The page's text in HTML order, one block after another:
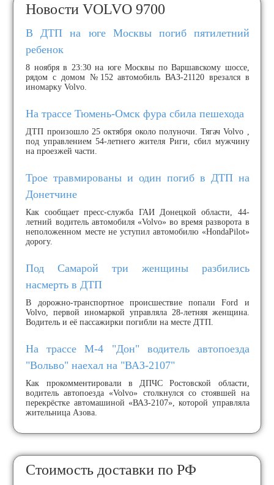
Новости VOLVO 9700
В ДТП на юге Москвы погиб пятилетний
ребенок
8 ноября в 23:30 на юге Москвы по Варшавскому шоссе,
рядом с домом №152 автомобиль ВАЗ-21120 врезался в
иномарку Volvo.
На трассе Тюмень-Омск фура сбила пешехода
ДТП произошло 25 октября около полуночи. Тягач Volvo ,
под управлением 54-летнего жителя Риги, сбил мужчину
на проезжей части.
Трое травмированы и один погиб в ДТП на
Донетчине
Как сообщает пресс-служба ГАИ Донецкой области, 44-
летний водитель автомобиля «Volvo» во время разворота в
неположенном месте не уступил автомобилю «HondaPilot»
дорогу.
Под Самарой три женщины разбились
насмерть в ДТП
В дорожно-транспортное происшествие попали Ford и
Volvo, первой иномаркой управляла 28-летняя женщина.
Водитель и её пассажирки погибли на месте ДТП.
На трассе М-4 "Дон" водитель автопоезда
"Вольво" наехал на "ВАЗ-2107"
Как прокомментировали в ДПЧС Ростовской области,
водитель автопоезда «Volvo» столкнулся со стоявшей на
перекрёстке автомашиной «ВАЗ-2107», которой управляла
жительница Азова.
Стоимость доставки по РФ